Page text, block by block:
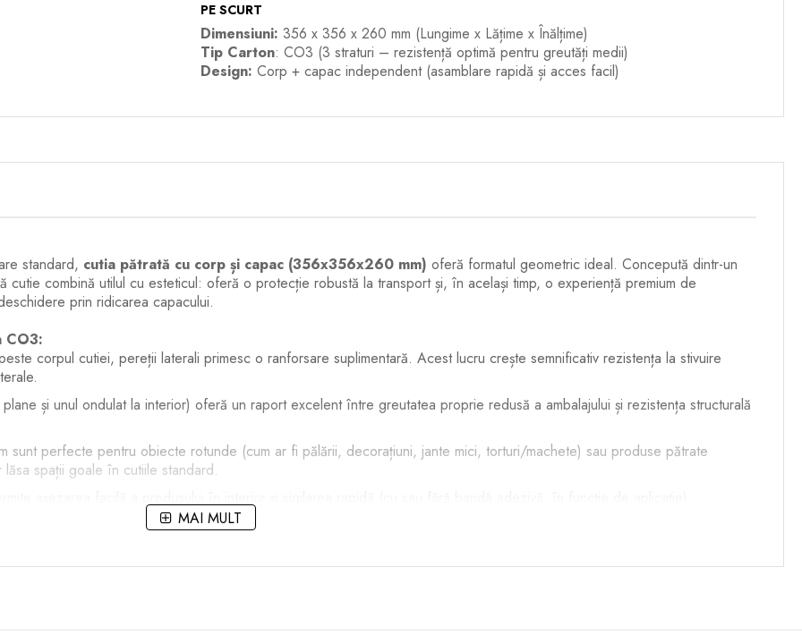
PE SCURT
Dimensiuni: 356 x 356 x 260 mm (Lungime x Lățime x Înălțime)
Tip Carton: CO3 (3 straturi – rezistență optimă pentru greutăți medii)
Design: Corp + capac independent (asamblare rapidă și acces facil)
standard, cutia pătrată cu corp și capac (356x356x260 mm) oferă formatul geometric ideal. Concepută dintr-un
combină utilul cu esteticul: oferă o protecție robustă la transport și, în același timp, o experiență premium de
prin ridicarea capacului.
CO3:
corpul cutiei, pereții laterali primesc o ranforsare suplimentară. Acest lucru crește semnificativ rezistența la stivuire
și unul ondulat la interior) oferă un raport excelent între greutatea proprie redusă a ambalajului și rezistența structurală
sunt perfecte pentru obiecte rotunde (cum ar fi pălării, decorațiuni, jante mici, torturi/machete) sau produse pătrate
spații goale în cutiile standard.
MAI MULT